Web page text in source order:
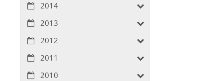
2014
2013
2012
2011
2010